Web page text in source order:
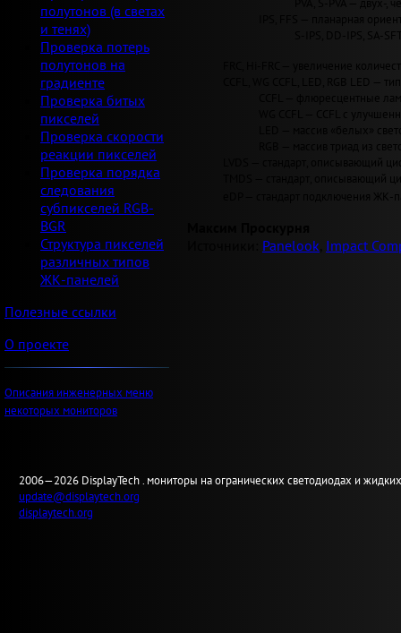
полутонов (в светах
и тенях)
Проверка потерь
полутонов на
градиенте
Проверка битых
пикселей
Проверка скорости
реакции пикселей
Проверка порядка
следования
субпикселей RGB-
BGR
Структура пикселей
различных типов
ЖК-панелей
Полезные ссылки
О проекте
Описания инженерных меню
некоторых мониторов
IPS, FFS — планарная
S-IPS, DD-IPS, SA-
FRC, Hi-FRC — увеличение
CCFL, WG CCFL, LED, RGB LED
CCFL — флюресцентные
WG CCFL — CCFL с
LED — массив «белых»
RGB — массив триад из
LVDS — стандарт, описывающий
TMDS — стандарт, описывающий
eDP — стандарт подключения
Panelook Impact
2006—2026 DisplayTech . мониторы на огранических светодиодах и
update@displaytech.org
displaytech.org